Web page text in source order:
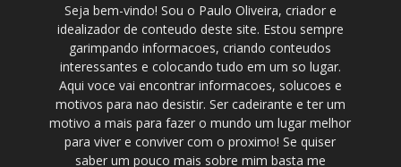
Seja bem-vindo! Sou o Paulo Oliveira, criador e
idealizador de conteudo deste site. Estou sempre
garimpando informacoes, criando conteudos
interessantes e colocando tudo em um so lugar.
Aqui voce vai encontrar informacoes, solucoes e
motivos para nao desistir. Ser cadeirante e ter um
motivo a mais para fazer o mundo um lugar melhor
para viver e conviver com o proximo! Se quiser
saber um pouco mais sobre mim basta me